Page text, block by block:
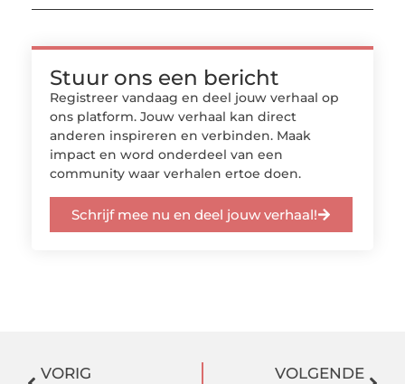
Stuur ons een bericht
Registreer vandaag en deel jouw verhaal op
ons platform. Jouw verhaal kan direct
anderen inspireren en verbinden. Maak
impact en word onderdeel van een
community waar verhalen ertoe doen.
Schrijf mee nu en deel jouw verhaal!
VORIG VOLGENDE